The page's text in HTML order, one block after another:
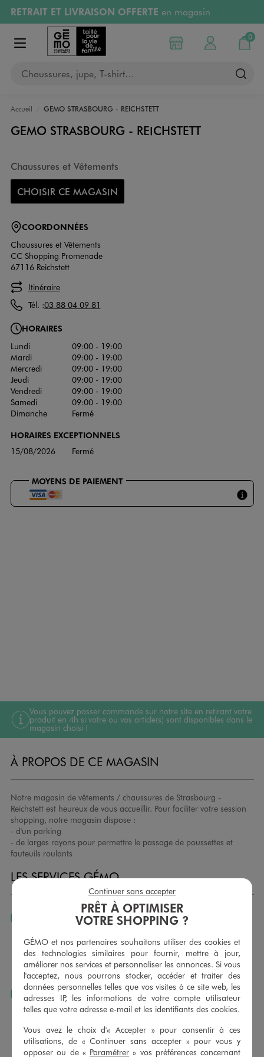
Aller au contenu principal
Aller à la navigation
RETRAIT ET LIVRAISON OFFERTE en magasin
Retours OFFERTSpendant 30 jours
PAYEZ EN 3x SANS FRAIS
RÉSERVATION GRATUITE
Afficher le menu
Chaussures, jupe, T-shirt…
Choisir mon magasin
Mon compte
0
Mon
Accueil GEMO STRASBOURG - REICHSTETT
GEMO STRASBOURG - REICHSTETT
Chaussures et Vêtements
CHOISIR CE MAGASIN
COORDONNÉES
Chaussures et Vêtements
CC Shopping Promenade
67116 Reichstett
Itinéraire
Tél. :03 88 04 09 81
HORAIRES
Lundi
09:00 - 19:00
Mardi
09:00 - 19:00
Mercredi
09:00 - 19:00
Jeudi
09:00 - 19:00
Vendredi
09:00 - 19:00
Samedi
09:00 - 19:00
Dimanche
Fermé
HORAIRES EXCEPTIONNELS
15/08/2026 Fermé
MOYENS DE PAIEMENT
Vous pouvez passer commande sur notre site en retirant votre
produit en 4h si votre ou vos article(s) sont disponibles dans le
magasin choisi !
À PROPOS DE CE MAGASIN
Notre magasin de vêtements / chaussures de Strasbourg -
Reichstett est heureux de vous accueillir. Pour faciliter votre session
shopping, notre magasin dispose :
- d'un parking
- de larges rayons pour permettre le passage de poussettes et
fauteuils roulants
LES SERVICES GÉMO
JE PEUX CHANGER D’AVIS
remboursement pour tout article non porté, non retouché,
sous 30 jours, sur simple présentation du ticket de caisse,
dans tous les magasins GÉMO.
JE PEUX FAIRE RETOUCHER MES ARTICLES
Ourlets, ceintures… vous avez la possibilité de faire
sont à votre disposition sur simple demande. Voir
conditions en magasins.
PRÊT À OPTIMISER
VOTRE SHOPPING ?
GÉMO et nos partenaires souhaitons utiliser des cookies et
des technologies similaires pour fournir, mettre à jour,
améliorer nos services et personnaliser les annonces. Si vous
l'acceptez, nous pourrons stocker, accéder et traiter des
données personnelles telles que vos visites à ce site web, les
adresses IP, les informations de votre compte utilisateur
telles que votre adresse e-mail et les identifiants des cookies.
Vous avez le choix d'« Accepter » pour consentir à ces
utilisations, de « Continuer sans accepter » pour vous y
opposer ou de « Paramétrer » vos préférences concernant
Continuer sans accepter